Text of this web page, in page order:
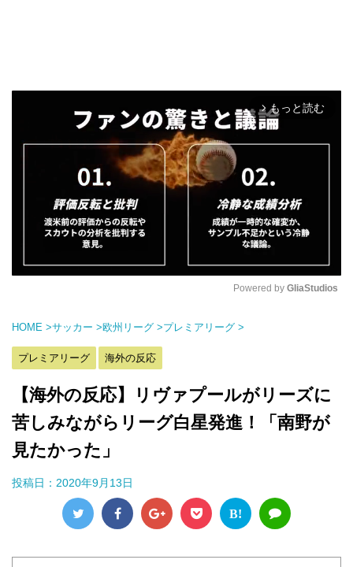
arrow_forward_ios もっと読む
Powered by GliaStudios
HOME >サッカー >欧州リーグ >プレミアリーグ >
プレミアリーグ 海外の反応
【海外の反応】リヴァプールがリーズに
苦しみながらリーグ白星発進！「南野が
見たかった」
投稿日： 2020年9月13日
B!